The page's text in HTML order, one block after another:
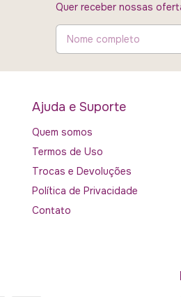
Quer receber nossas
Ajuda e Suporte
Quem somos
Termos de Uso
Trocas e Devoluções
Política de Privacidade
Contato